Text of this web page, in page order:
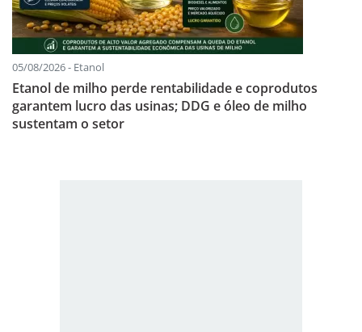
05/08/2026 - Etanol
Etanol de milho perde rentabilidade e coprodutos
garantem lucro das usinas; DDG e óleo de milho
sustentam o setor